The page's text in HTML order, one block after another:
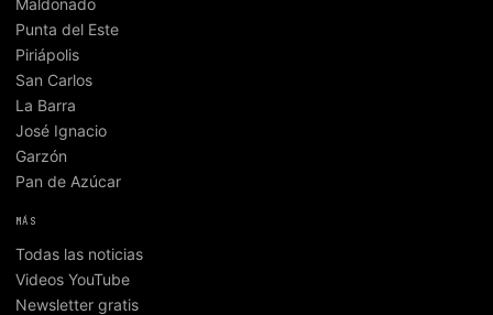
Maldonado
Punta del Este
Piriápolis
San Carlos
La Barra
José Ignacio
Garzón
Pan de Azúcar
MÁS
Todas las noticias
Videos YouTube
Newsletter gratis